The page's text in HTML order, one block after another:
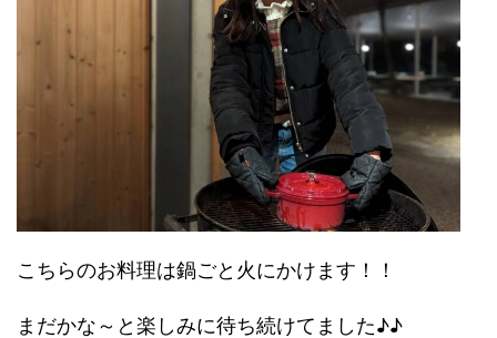
こちらのお料理は鍋ごと火にかけます！！
まだかな～と楽しみに待ち続けてました♪♪